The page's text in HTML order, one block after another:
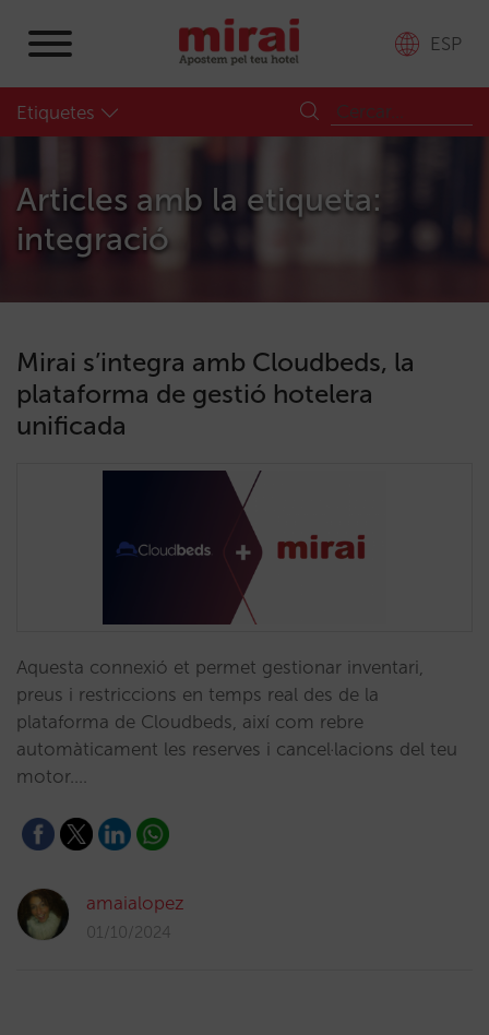
ESP
Etiquetes
Articles amb la etiqueta:
integració
Mirai s’integra amb Cloudbeds, la
plataforma de gestió hotelera
unificada
Aquesta connexió et permet gestionar inventari,
preus i restriccions en temps real des de la
plataforma de Cloudbeds, així com rebre
automàticament les reserves i cancel·lacions del teu
motor.…
amaialopez
01/10/2024